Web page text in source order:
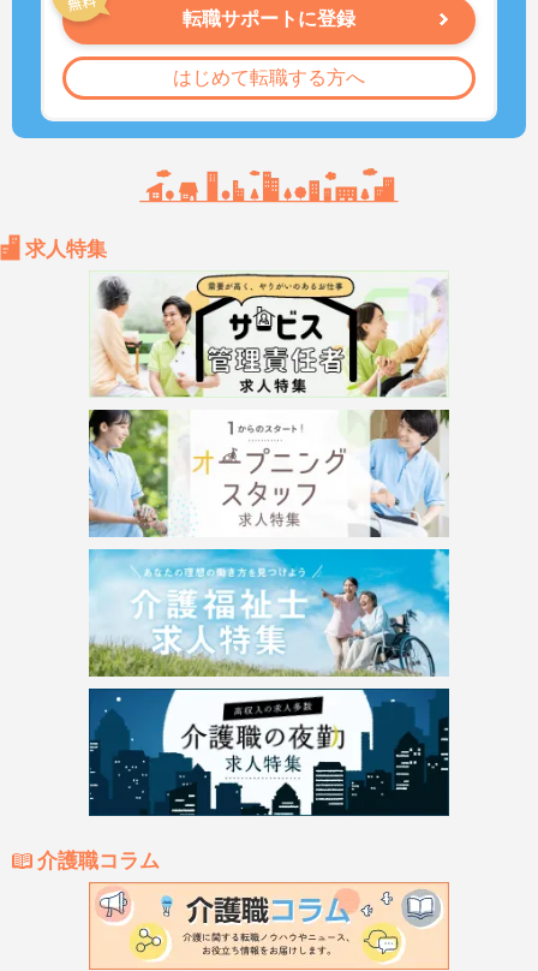
転職サポートに登録
はじめて転職する方へ
求人特集
介護職コラム